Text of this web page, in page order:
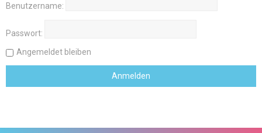
Benutzername:
Passwort:
Angemeldet bleiben